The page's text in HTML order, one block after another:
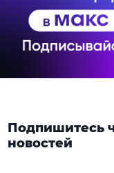
Подпишитесь
новостей